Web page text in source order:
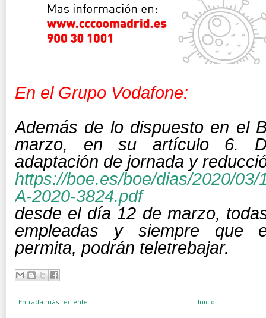
En el Grupo Vodafone:
Además de lo dispuesto en el
marzo, en su artículo 6.
adaptación de jornada y
https://boe.es/boe/dias/2020/03/
A-2020-3824.pdf
desde el día 12 de marzo,
empleadas y siempre que
permita, podrán teletrebajar.
Entrada más reciente Inicio